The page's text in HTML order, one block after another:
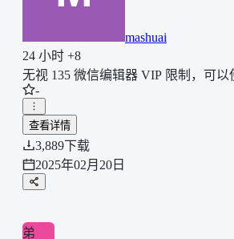
mashuai
24 小时 +8
无视 135 微信编辑器 VIP 限制，可以
-
查看详情
3,889下载
2025年02月20日
弟